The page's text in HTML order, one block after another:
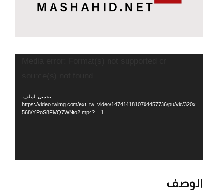
تحميل الملف:
https://video.twimg.com/ext_tw_video/1474141810704457736/pu/vid/320x
568/YlPoS8FiVQ7WNto2.mp4?_=1
الوصف